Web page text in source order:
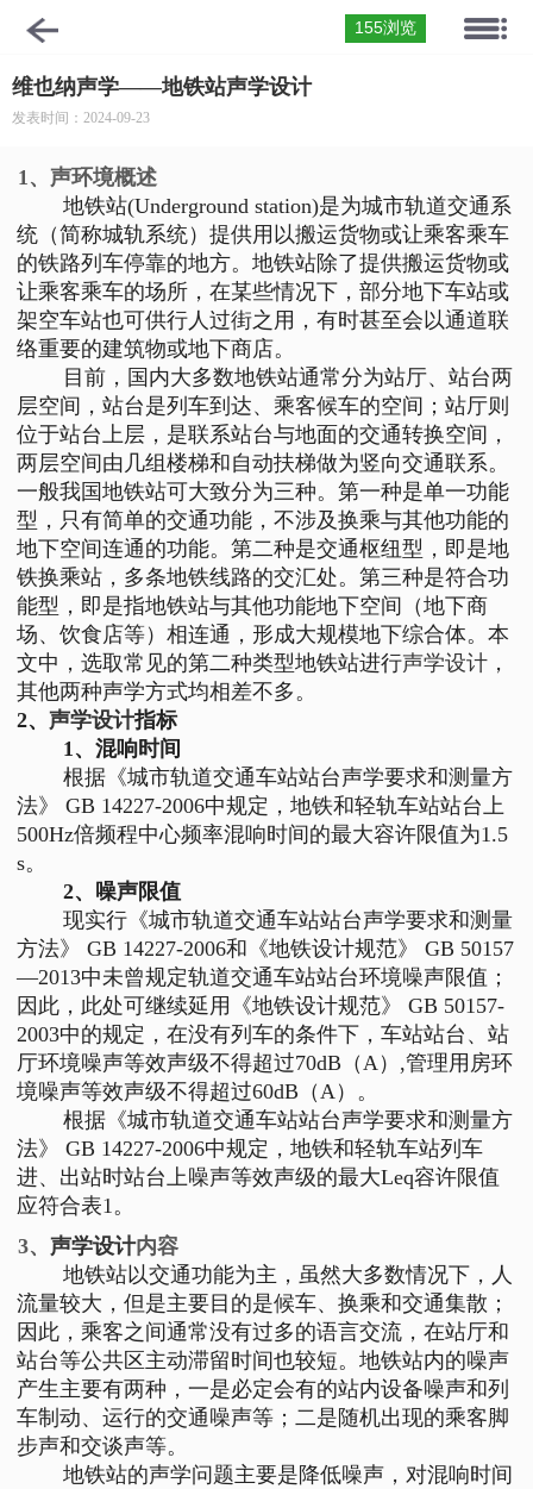
155浏览
维也纳声学——地铁站声学设计
发表时间：2024-09-23
1、声环境概述
地铁站(Underground station)是为城市轨道交通系
统（简称城轨系统）提供用以搬运货物或让乘客乘车
的铁路列车停靠的地方。地铁站除了提供搬运货物或
让乘客乘车的场所，在某些情况下，部分地下车站或
架空车站也可供行人过街之用，有时甚至会以通道联
络重要的建筑物或地下商店。
目前，国内大多数地铁站通常分为站厅、站台两
层空间，站台是列车到达、乘客候车的空间；站厅则
位于站台上层，是联系站台与地面的交通转换空间，
两层空间由几组楼梯和自动扶梯做为竖向交通联系。
一般我国地铁站可大致分为三种。第一种是单一功能
型，只有简单的交通功能，不涉及换乘与其他功能的
地下空间连通的功能。第二种是交通枢纽型，即是地
铁换乘站，多条地铁线路的交汇处。第三种是符合功
能型，即是指地铁站与其他功能地下空间（地下商
场、饮食店等）相连通，形成大规模地下综合体。本
文中，选取常见的第二种类型地铁站进行声学设计，
其他两种声学方式均相差不多。
2、 声学设计指标
1、混响时间
根据《城市轨道交通车站站台声学要求和测量方
法》 GB 14227-2006中规定，地铁和轻轨车站站台上
500Hz倍频程中心频率混响时间的最大容许限值为1.5
s。
2、噪声限值
现实行《城市轨道交通车站站台声学要求和测量
方法》 GB 14227-2006和《地铁设计规范》 GB 50157
—2013中未曾规定轨道交通车站站台环境噪声限值；
因此，此处可继续延用《地铁设计规范》 GB 50157-
2003中的规定，在没有列车的条件下，车站站台、站
厅环境噪声等效声级不得超过70dB（A）,管理用房环
境噪声等效声级不得超过60dB（A）。
根据《城市轨道交通车站站台声学要求和测量方
法》 GB 14227-2006中规定，地铁和轻轨车站列车
进、出站时站台上噪声等效声级的最大Leq容许限值
应符合表1。
3、声学设计内容
地铁站以交通功能为主，虽然大多数情况下，人
流量较大，但是主要目的是候车、换乘和交通集散；
因此，乘客之间通常没有过多的语言交流，在站厅和
站台等公共区主动滞留时间也较短。地铁站内的噪声
产生主要有两种，一是必定会有的站内设备噪声和列
车制动、运行的交通噪声等；二是随机出现的乘客脚
步声和交谈声等。
地铁站的声学问题主要是降低噪声，对混响时间